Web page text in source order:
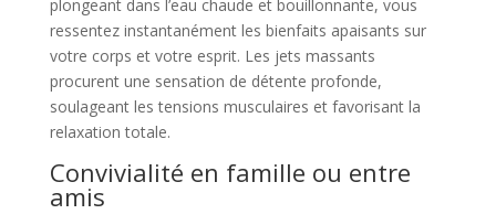
plongeant dans l’eau chaude et bouillonnante, vous
ressentez instantanément les bienfaits apaisants sur
votre corps et votre esprit. Les jets massants
procurent une sensation de détente profonde,
soulageant les tensions musculaires et favorisant la
relaxation totale.
Convivialité en famille ou entre
amis